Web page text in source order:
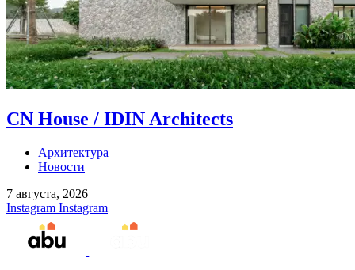
CN House / IDIN Architects
Архитектура
Новости
7 августа, 2026
Instagram Instagram